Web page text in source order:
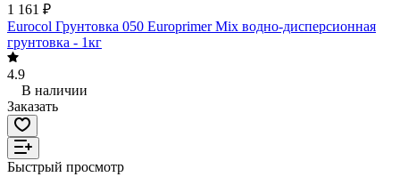
1 161 ₽
Eurocol Грунтовка 050 Europrimer Mix водно-дисперсионная
грунтовка - 1кг
4.9
В наличии
Заказать
Быстрый просмотр